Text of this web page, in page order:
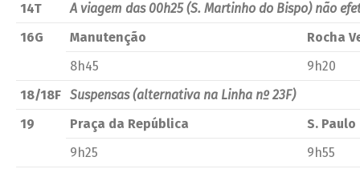
14T
A viagem das 00h25 (S. Martinho do Bispo) não
16G
Manutenção
Rocha
8h45
9h20
18/18F Suspensas (alternativa na Linha nº 23F)
19
Praça da República
S. Paulo
9h25
9h55